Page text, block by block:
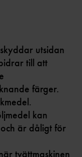
utsidan
till att
färger.
kan
är dåligt för
tvättmaskinen